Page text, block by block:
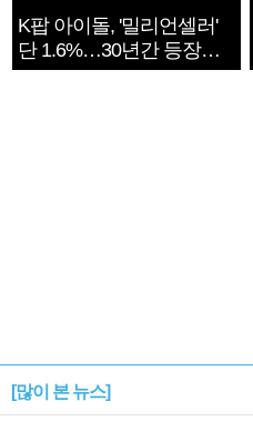
K팝 아이돌, '밀리언셀러'
단 1.6%…30년간 등장
1182개팀 전수조사
[많이 본 뉴스]